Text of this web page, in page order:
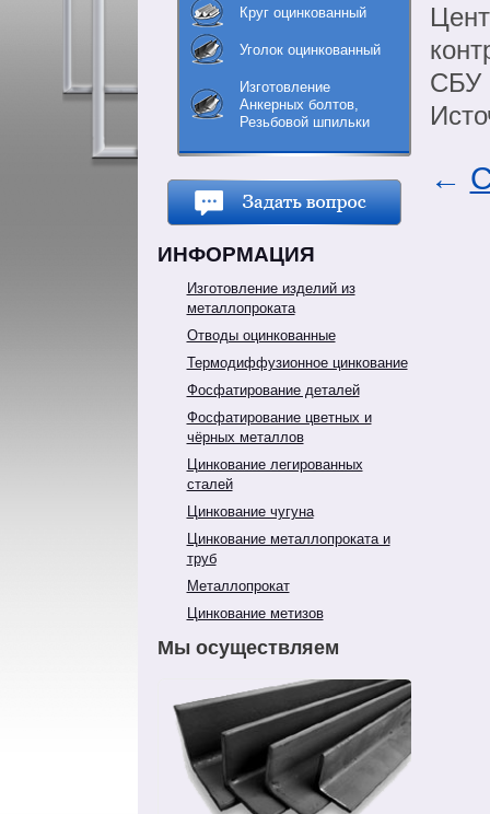
Круг оцинкованный
Уголок оцинкованный
Изготовление
Анкерных болтов,
Резьбовой шпильки
ИНФОРМАЦИЯ
Изготовление изделий из
металлопроката
Отводы оцинкованные
Термодиффузионное цинкование
Фосфатирование деталей
Фосфатирование цветных и
чёрных металлов
Цинкование легированных
сталей
Цинкование чугуна
Цинкование металлопроката и
труб
Металлопрокат
Цинкование метизов
Мы осуществляем
СБУ
←